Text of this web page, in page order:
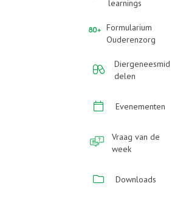
learnings
Formularium
Ouderenzorg
Diergeneesmid
delen
Evenementen
Vraag van de
week
Downloads